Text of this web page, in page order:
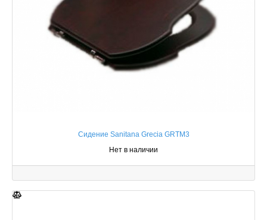
Сидение Sanitana Grecia GRTM3
Нет в наличии